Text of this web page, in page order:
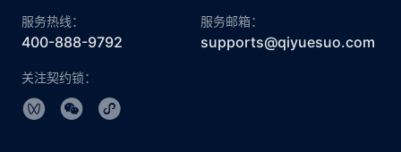
服务热线：
400-888-9792
服务邮箱：
supports@qiyuesuo.com
关注契约锁：